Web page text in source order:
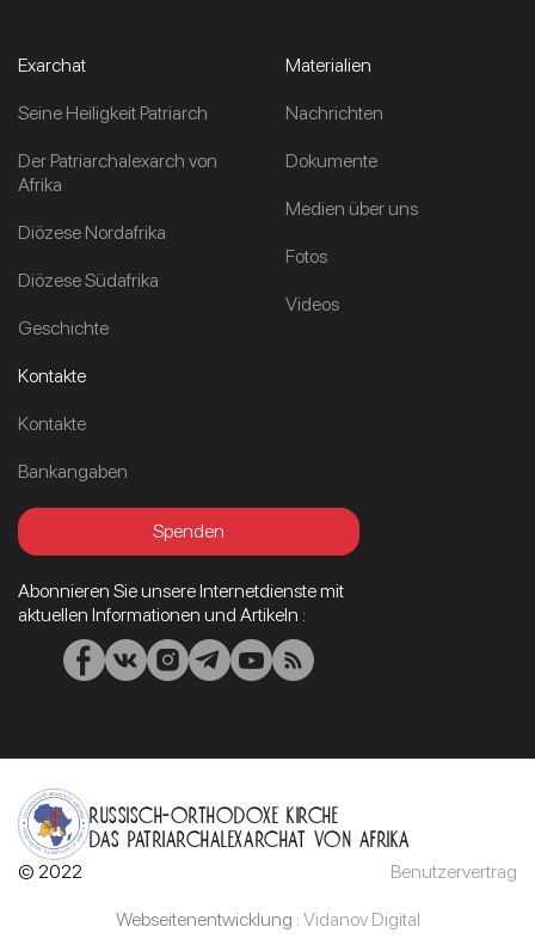
Exarchat
Seine Heiligkeit Patriarch
Der Patriarchalexarch von
Afrika
Diözese Nordafrika
Diözese Südafrika
Geschichte
Materialien
Nachrichten
Dokumente
Medien über uns
Fotos
Videos
Kontakte
Kontakte
Bankangaben
Spenden
Abonnieren Sie unsere Internetdienste mit
aktuellen Informationen und Artikeln :
RUSSISCH-ORTHODOXE KIRCHE
Das Patriarchalexarchat von Afrika
© 2022 Benutzervertrag
Webseitenentwicklung : Vidanov Digital